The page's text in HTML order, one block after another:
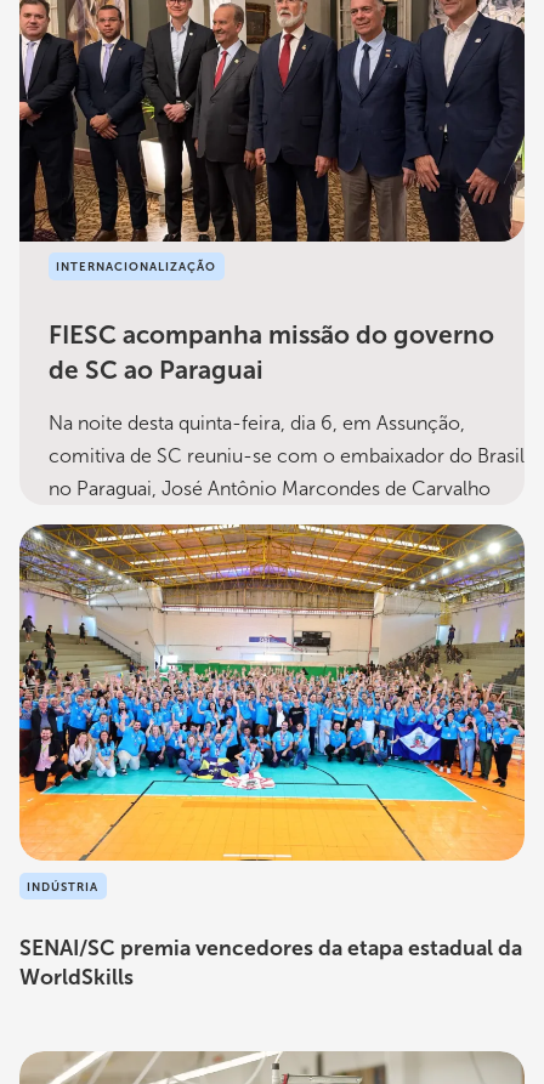
INTERNACIONALIZAÇÃO
FIESC acompanha missão do governo
de SC ao Paraguai
Na noite desta quinta-feira, dia 6, em Assunção,
comitiva de SC reuniu-se com o embaixador do Brasil
no Paraguai, José Antônio Marcondes de Carvalho
INDÚSTRIA
SENAI/SC premia vencedores da etapa estadual da
WorldSkills